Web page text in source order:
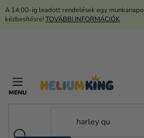
Ugrás
A 14:00-ig leadott rendelések egy
kézbesítésre! TOVÁBBI INFORMÁCIÓK